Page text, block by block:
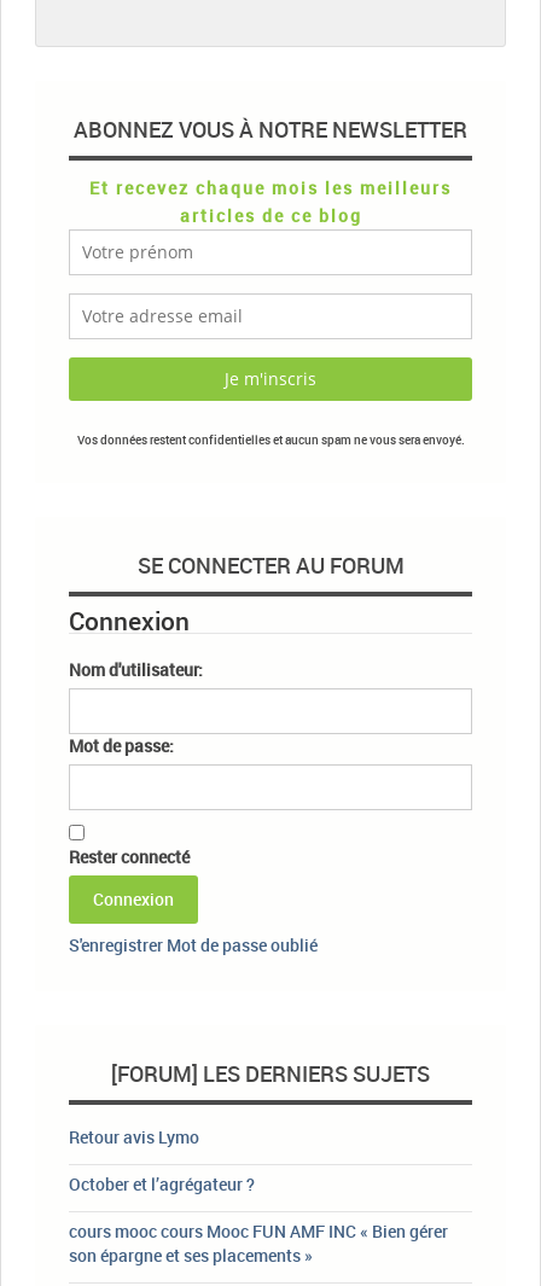
ABONNEZ VOUS À NOTRE NEWSLETTER
Et recevez chaque mois les meilleurs
articles de ce blog
Vos données restent confidentielles et aucun spam ne vous sera envoyé.
SE CONNECTER AU FORUM
Connexion
Nom d'utilisateur:
Mot de passe:
Rester connecté
Connexion
S'enregistrer Mot de passe oublié
[FORUM] LES DERNIERS SUJETS
Retour avis Lymo
October et l’agrégateur ?
cours mooc cours Mooc FUN AMF INC « Bien gérer
son épargne et ses placements »